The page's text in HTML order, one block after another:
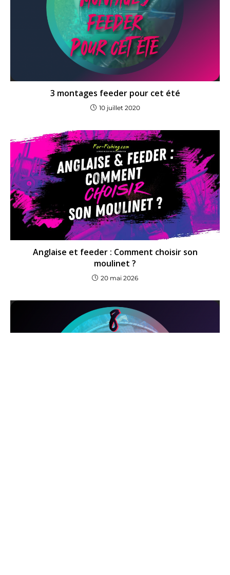
3 montages feeder pour cet été
10 juillet 2020
Anglaise et feeder : Comment choisir son
moulinet ?
20 mai 2026